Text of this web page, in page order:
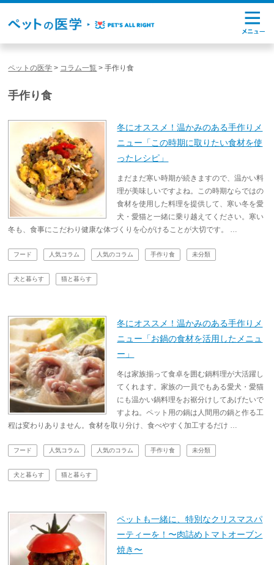
ペットの医学 > コラム一覧 >手作り食
手作り食
冬にオススメ！温かみのある手作りメ
ニュー「この時期に取りたい食材を使
ったレシピ」
まだまだ寒い時期が続きますので、温かい料
理が美味しいですよね。この時期ならではの
食材を使用した料理を提供して、寒い冬を愛
犬・愛猫と一緒に乗り越えてください。寒い
冬も、食事にこだわり健康な体づくりを心がけることが大切です。 …
フード 人気コラム 人気のコラム 手作り食 未分類
犬と暮らす 猫と暮らす
冬にオススメ！温かみのある手作りメ
ニュー「お鍋の食材を活用したメニュ
ー」
冬は家族揃って食卓を囲む鍋料理が大活躍し
てくれます。家族の一員でもある愛犬・愛猫
にも温かい鍋料理をお裾分けしてあげたいで
すよね。ペット用の鍋は人間用の鍋と作る工
程は変わりありません。食材を取り分け、食べやすく加工するだけ …
フード 人気コラム 人気のコラム 手作り食 未分類
犬と暮らす 猫と暮らす
ペットも一緒に、特別なクリスマスパ
ーティーを！〜肉詰めトマトオーブン
焼き〜